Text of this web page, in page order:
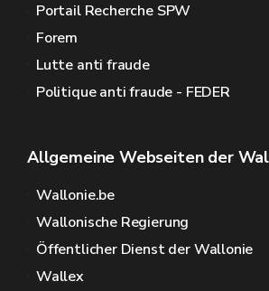
Portail Recherche SPW
Forem
Lutte anti fraude
Politique anti fraude - FEDER
Allgemeine Webseiten der
Wallonie.be
Wallonische Regierung
Öffentlicher Dienst der Wallonie
Wallex